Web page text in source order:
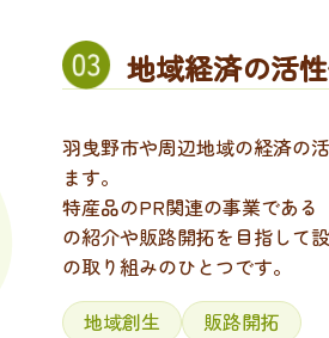
地域経済の活
羽曳野市や周辺地域の経済の
ます。
特産品のPR関連の事業である
の紹介や販路開拓を目指して
の取り組みのひとつです。
地域創生
販路開拓